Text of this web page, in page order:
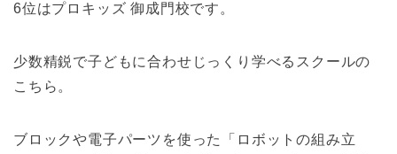
6位はプロキッズ 御成門校です。
少数精鋭で子どもに合わせじっくり学べるスクールの
こちら。
ブロックや電子パーツを使った「ロボットの組み立